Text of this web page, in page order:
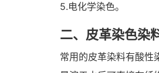
5.电化学染色。
二、皮革染色染
常用的皮革染料有酸性